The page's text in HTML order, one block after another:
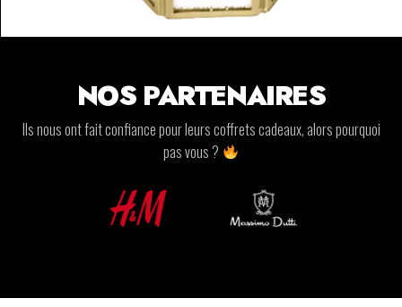
NOS PARTENAIRES
Ils nous ont fait confiance pour leurs coffrets cadeaux, alors pourquoi
pas vous ?